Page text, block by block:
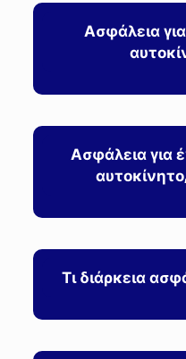
Ασφάλεια
Ασφάλεια για
Τι διάρκεια